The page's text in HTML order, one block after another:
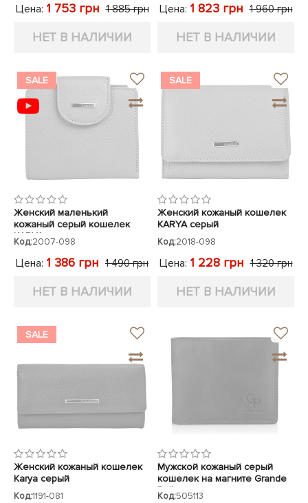
Цена: 1 753 грн 1 885 грн
НЕТ В НАЛИЧИИ
Цена: 1 823 грн 1 960 грн
НЕТ В НАЛИЧИИ
SALE
Женский маленький
кожаный серый кошелек
KARYA
Код:2007-098
Цена: 1 386 грн 1 490 грн
НЕТ В НАЛИЧИИ
SALE
Женский кожаный кошелек
KARYA серый
Код:2018-098
Цена: 1 228 грн 1 320 грн
НЕТ В НАЛИЧИИ
SALE
Женский кожаный кошелек
Karya серый
Код:1191-081
Мужской кожаный серый
кошелек на магните Grande
Pelle
Код:505113